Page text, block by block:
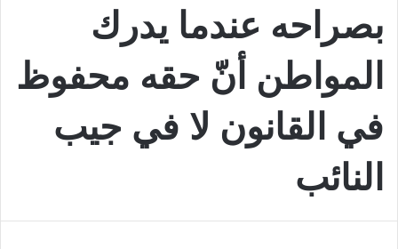
بصراحه عندما يدرك
المواطن أنّ حقه محفوظ
في القانون لا في جيب
النائب